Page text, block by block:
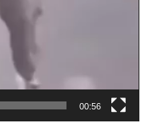
00:56